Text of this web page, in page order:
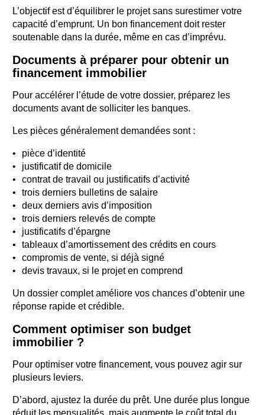
L’objectif est d’équilibrer le projet sans surestimer votre
capacité d’emprunt. Un bon financement doit rester
soutenable dans la durée, même en cas d’imprévu.
Documents à préparer pour obtenir un
financement immobilier
Pour accélérer l’étude de votre dossier, préparez les
documents avant de solliciter les banques.
Les pièces généralement demandées sont :
pièce d’identité
justificatif de domicile
contrat de travail ou justificatifs d’activité
trois derniers bulletins de salaire
deux derniers avis d’imposition
trois derniers relevés de compte
justificatifs d’épargne
tableaux d’amortissement des crédits en cours
compromis de vente, si déjà signé
devis travaux, si le projet en comprend
Un dossier complet améliore vos chances d’obtenir une
réponse rapide et crédible.
Comment optimiser son budget
immobilier ?
Pour optimiser votre financement, vous pouvez agir sur
plusieurs leviers.
D’abord, ajustez la durée du prêt. Une durée plus longue
réduit les mensualités, mais augmente le coût total du